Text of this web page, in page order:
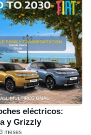
eléctricos:
y Grizzly
meses